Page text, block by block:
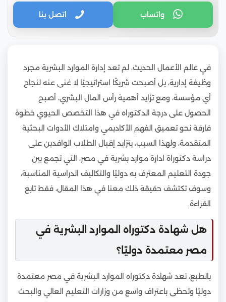
واتساب اتصل بنا
في عالم الأعمال الحديث، لم تعد إدارة الموارد البشرية مجرد
وظيفة إدارية، بل أصبحت شريكًا استراتيجيًا لا غنى عنه لنجاح
أي مؤسسة، ومع تزايد أهمية رأس المال البشري، أصبح
الحصول على درجة الدكتوراه في هذا التخصص الحيوي خطوة
فارقة نحو تعميق الفهم الأكاديمي وامتلاك الأدوات البحثية
المتقدمة، ولهذا السبب، يتزايد إقبال الطلاب الوافدين على
دراسة دكتوراة ادارة موارد بشرية في مصر، التي تجمع بين
جودة التعليم المعترف به دوليًا والتكاليف الدراسية المناسبة،
وسوف تكتشف حقيقة ذلك معنا في هذا المقال، فقط تابع
القراءة.
هل شهادة دكتوراه الموارد البشرية في
مصر معتمدة دوليًا؟
بالطبع، تعد شهادة دكتوراه الموارد البشرية في مصر معتمدة
دوليًا وتحظى باعتراف واسع من وزارات التعليم العالي والبحث